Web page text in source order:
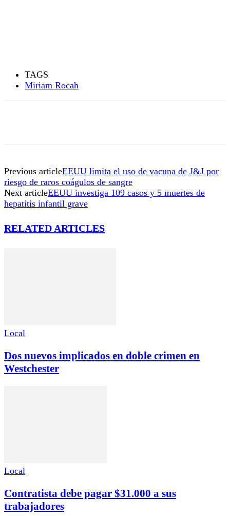
TAGS
Miriam Rocah
Previous articleEEUU limita el uso de vacuna de J&J por
riesgo de raros coágulos de sangre
Next articleEEUU investiga 109 casos y 5 muertes de
hepatitis infantil grave
RELATED ARTICLES
Local
Dos nuevos implicados en doble crimen en
Westchester
Local
Contratista debe pagar $31.000 a sus
trabajadores